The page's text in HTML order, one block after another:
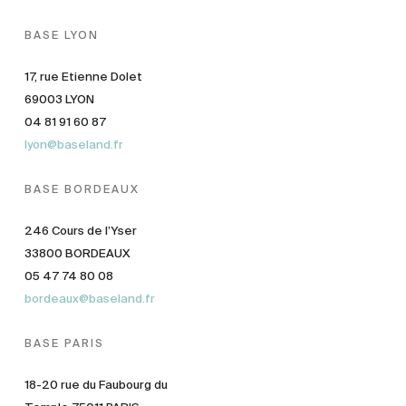
BASE LYON
17, rue Etienne Dolet
69003 LYON
04 81 91 60 87
lyon@baseland.fr
BASE BORDEAUX
246 Cours de l’Yser
33800 BORDEAUX
05 47 74 80 08
bordeaux@baseland.fr
BASE PARIS
18-20 rue du Faubourg du